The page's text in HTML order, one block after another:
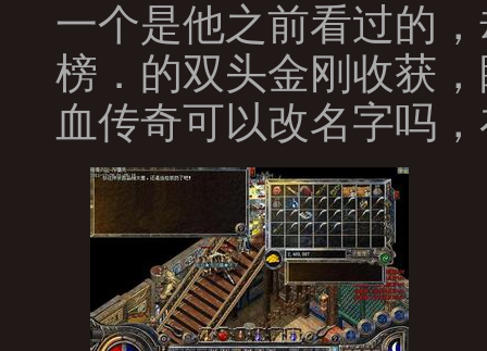
一个是他之前看过的
榜．的双头金刚收获
血传奇可以改名字吗